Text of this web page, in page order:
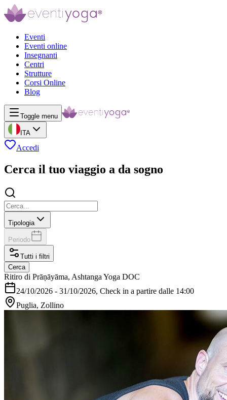
Eventi
Eventi online
Insegnanti
Centri
Strutture
Corsi Online
Blog
Toggle menu
ITA
Accedi
Cerca il tuo viaggio a da sogno
Tipologia
Periodo
Tutti i filtri
Cerca
Ritiro di Prāṇāyāma, Ashtanga Yoga DOC
24/10/2026 - 31/10/2026, Check in a partire dalle 14:00
Puglia, Zollino